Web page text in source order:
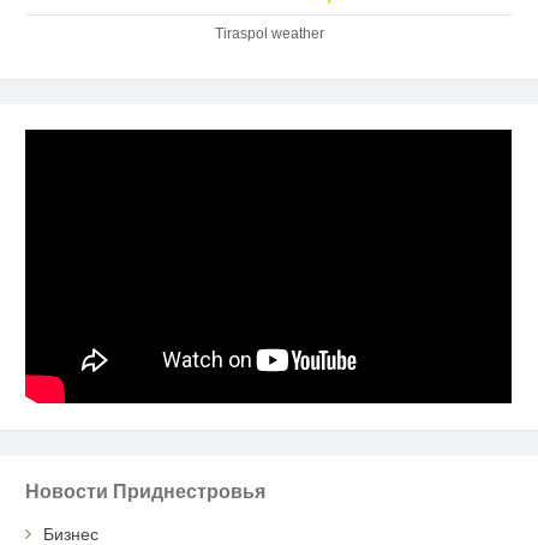
Tiraspol weather
Новости Приднестровья
Бизнес